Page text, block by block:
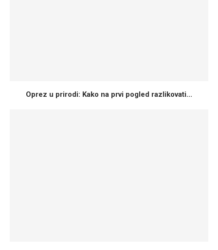
Oprez u prirodi: Kako na prvi pogled razlikovati...